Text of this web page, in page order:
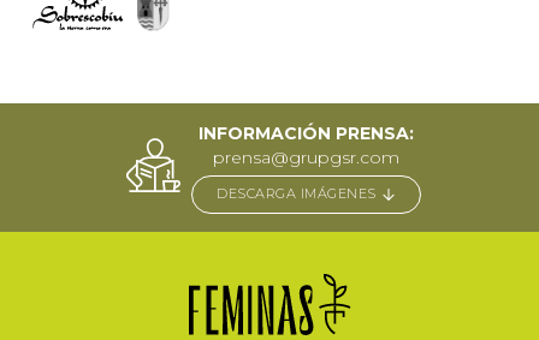
INFORMACIÓN PRENSA:
prensa@grupgsr.com
DESCARGA IMÁGENES